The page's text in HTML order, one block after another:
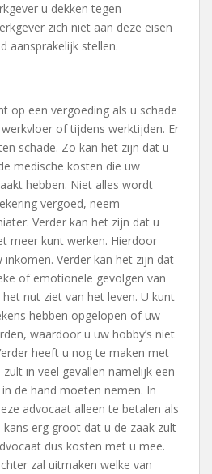
u dekken tegen
zich niet aan deze eisen
aansprakelijk stellen.
op een vergoeding als u schade
of tijdens werktijden. Er
schade. Zo kan het zijn dat u
medische kosten die uw
hebben. Niet alles wordt
vergoed, neem
Verder kan het zijn dat u
meer kunt werken. Hierdoor
inkomen. Verder kan het zijn dat
of emotionele gevolgen van
nut ziet van het leven. U kunt
hebben opgelopen of uw
waardoor u uw hobby’s niet
heeft u nog te maken met
in veel gevallen namelijk een
de hand moeten nemen. In
advocaat alleen te betalen als
erg groot dat u de zaak zult
dus kosten met u mee.
zal uitmaken welke van